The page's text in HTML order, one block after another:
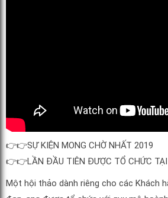
👉👉SỰ KIỆN MONG CHỜ NHẤT 2019
👉👉LẦN ĐẦU TIÊN ĐƯỢC TỔ CHỨC TẠI
Một hội thảo dành riêng cho các Khách